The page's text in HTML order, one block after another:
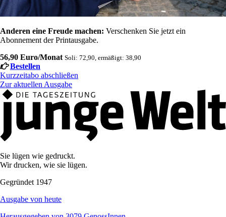
Anderen eine Freude machen: Verschenken Sie jetzt ein
Abonnement der Printausgabe.
56,90 Euro/Monat Soli: 72,90, ermäßigt: 38,90
Bestellen
Kurzzeitabo abschließen
Zur aktuellen Ausgabe
Sie lügen wie gedruckt.
Wir drucken, wie sie lügen.
Gegründet 1947
Ausgabe von heute